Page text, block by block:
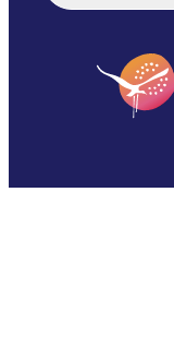
English
English
Français